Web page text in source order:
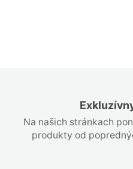
Na našich stránkach
produkty od